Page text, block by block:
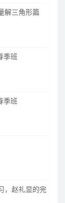
解三角形篇
季班
季班
，赵礼显的完